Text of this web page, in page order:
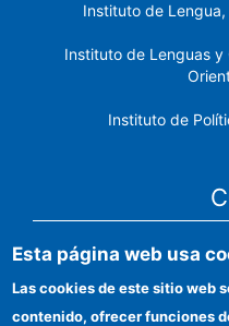
Instituto de
Instituto de Lenguas
Instituto de
Sede
Esta página web usa
Las cookies de este sitio web
contenido, ofrecer funciones